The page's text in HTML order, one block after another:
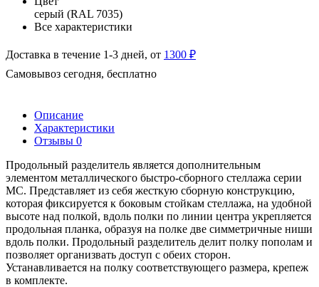
серый (RAL 7035)
Все характеристики
Доставка в течение 1-3 дней, от 1300 ₽
Самовывоз сегодня, бесплатно
Описание
Характеристики
Отзывы 0
Продольный разделитель является дополнительным
элементом металлического быстро-сборного стеллажа серии
МС. Представляет из себя жесткую сборную конструкцию,
которая фиксируется к боковым стойкам стеллажа, на удобной
высоте над полкой, вдоль полки по линии центра укрепляется
продольная планка, образуя на полке две симметричные ниши
вдоль полки. Продольный разделитель делит полку пополам и
позволяет организвать доступ с обеих сторон.
Устанавливается на полку соответствующего размера, крепеж
в комплекте.